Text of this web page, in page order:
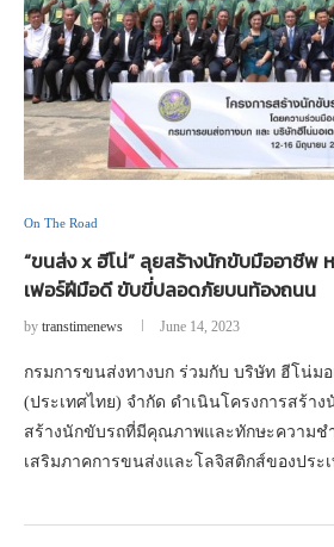
On The Road
“ขนส่ง x ฮีโน่” ลุยสร้างนักขับมืออาชีพ
เฟอร์ฝีมือดี ขับขี่ปลอดภัยบนท้องถนน
by transtimenews June 14, 2023
กรมการขนส่งทางบก ร่วมกับ บริษัท ฮีโน่มอ
(ประเทศไทย) จำกัด ดำเนินโครงการสร้า
สร้างนักขับรถที่มีคุณภาพและทักษะความช
เสริมภาคการขนส่งและโลจิสติกส์ของประ